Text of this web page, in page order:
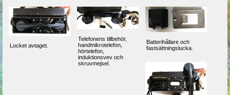
Locket avtaget.
Telefonens tillbehör,
handmikrotelefon,
hörtelefon,
induktionsvev och
skruvmejsel.
Batterihållare och
fastsättningslucka.